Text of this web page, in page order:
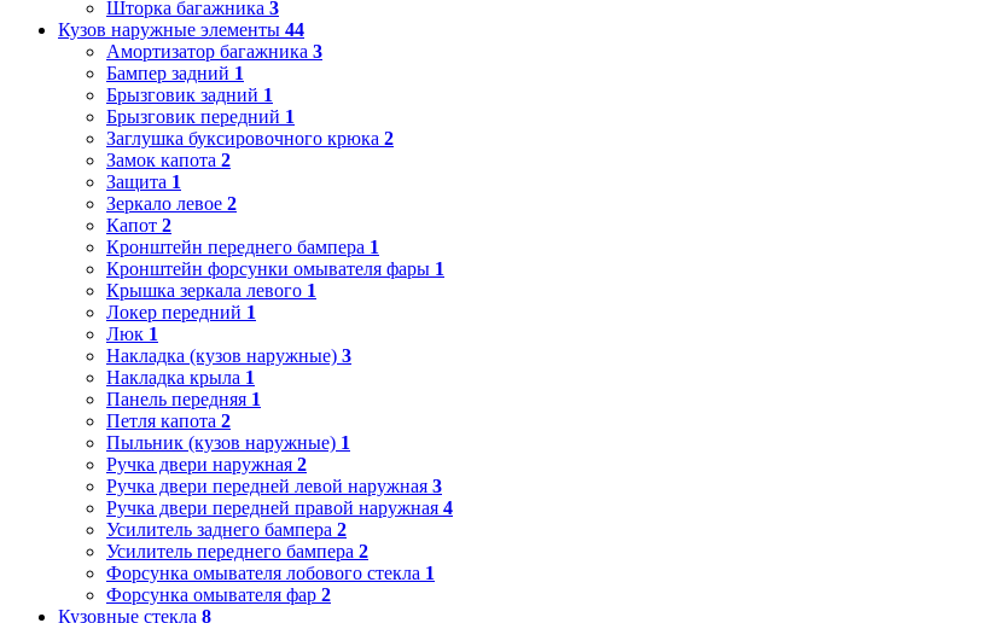
Шторка багажника 3
Кузов наружные элементы 44
Амортизатор багажника 3
Бампер задний 1
Брызговик задний 1
Брызговик передний 1
Заглушка буксировочного крюка 2
Замок капота 2
Защита 1
Зеркало левое 2
Капот 2
Кронштейн переднего бампера 1
Кронштейн форсунки омывателя фары 1
Крышка зеркала левого 1
Локер передний 1
Люк 1
Накладка (кузов наружные) 3
Накладка крыла 1
Панель передняя 1
Петля капота 2
Пыльник (кузов наружные) 1
Ручка двери наружная 2
Ручка двери передней левой наружная 3
Ручка двери передней правой наружная 4
Усилитель заднего бампера 2
Усилитель переднего бампера 2
Форсунка омывателя лобового стекла 1
Форсунка омывателя фар 2
Кузовные стекла 8